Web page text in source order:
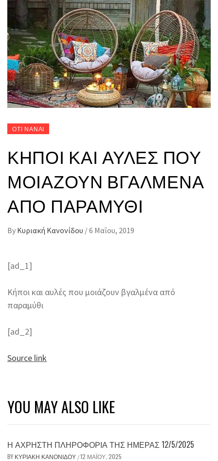
ΟΤΙ ΝΑΝΑΙ
ΚΉΠΟΙ ΚΑΙ ΑΥΛΈΣ ΠΟΥ
ΜΟΙΆΖΟΥΝ ΒΓΑΛΜΈΝΑ
ΑΠΌ ΠΑΡΑΜΎΘΙ
By Κυριακή Κανονίδου /6 Μαΐου, 2019
[ad_1]
Κήποι και αυλές που μοιάζουν βγαλμένα από
παραμύθι
[ad_2]
Source link
YOU MAY ALSO LIKE
Η ΆΧΡΗΣΤΗ ΠΛΗΡΟΦΟΡΊΑ ΤΗΣ ΗΜΈΡΑΣ 12/5/2025
BY ΚΥΡΙΑΚΉ ΚΑΝΟΝΊΔΟΥ /12 ΜΑΪ́ΟΥ, 2025